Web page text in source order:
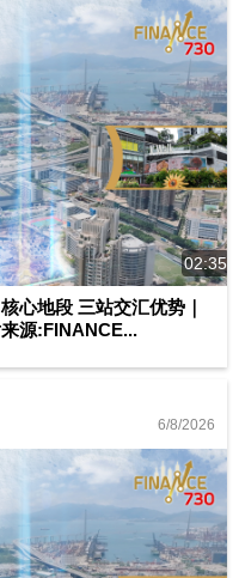
02:35
心地段 三站交汇优势｜
源:FINANCE...
6/8/2026